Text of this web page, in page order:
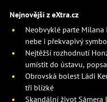
Nejnovější z eXtra.cz
Neobvyklé parte Milana
nebe i překvapivý
Nejtěžší rozhodnutí
umístit do ústavu,
Obrovská bolest Ládi
tři blízké
Skandální život Sámera